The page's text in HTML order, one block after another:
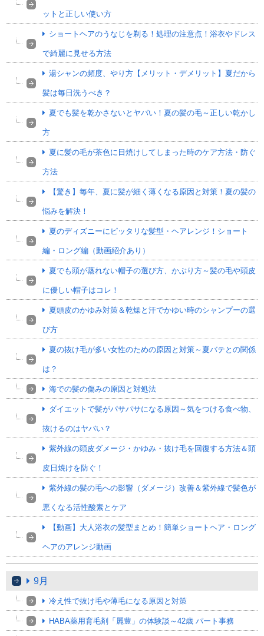
ットと正しい使い方
ショートヘアのうなじを剃る！処理の注意点！浴衣やドレス
で綺麗に見せる方法
湯シャンの頻度、やり方【メリット・デメリット】夏だから
髪は毎日洗うべき？
夏でも髪を乾かさないとヤバい！夏の髪の毛～正しい乾かし
方
夏に髪の毛が茶色に日焼けしてしまった時のケア方法・防ぐ
方法
【驚き】毎年、夏に髪が細く薄くなる原因と対策！夏の髪の
悩みを解決！
夏のディズニーにピッタリな髪型・ヘアレンジ！ショート
編・ロング編（動画紹介あり）
夏でも頭が蒸れない帽子の選び方、かぶり方～髪の毛や頭皮
に優しい帽子はコレ！
夏頭皮のかゆみ対策＆乾燥と汗でかゆい時のシャンプーの選
び方
夏の抜け毛が多い女性のための原因と対策～夏バテとの関係
は？
海での髪の傷みの原因と対処法
ダイエットで髪がパサパサになる原因～気をつける食べ物、
抜けるのはヤバい？
紫外線の頭皮ダメージ・かゆみ・抜け毛を回復する方法＆頭
皮日焼けを防ぐ！
紫外線の髪の毛への影響（ダメージ）改善＆紫外線で髪色が
悪くなる活性酸素とケア
【動画】大人浴衣の髪型まとめ！簡単ショートヘア・ロング
ヘアのアレンジ動画
9月
冷え性で抜け毛や薄毛になる原因と対策
HABA薬用育毛剤「麗豊」の体験談～42歳 パート事務